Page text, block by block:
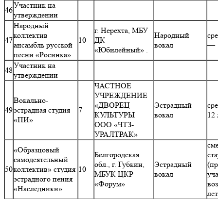
46
Участник на
утверждении
47
Народный
коллектив
ансамбль русской
песни «Росинка»
10
г. Нерехта, МБУ
ДК
«Юбилейный» .
Народный
вокал
—
48
Участник на
утверждении
49
Вокально-
эстрадная студия
«ПИ»
7
ЧАСТНОЕ
УЧРЕЖДЕНИЕ
«ДВОРЕЦ
КУЛЬТУРЫ
ООО «ЧТЗ-
УРАЛТРАК»
Эстрадный
вокал
12
50
«Образцовый
самодеятельный
коллектив» студия
эстрадного пения
«Наследники»
10
Белгородская
обл., г. Губкин,
МБУК ЦКР
«Форум»
Эстрадный
вокал